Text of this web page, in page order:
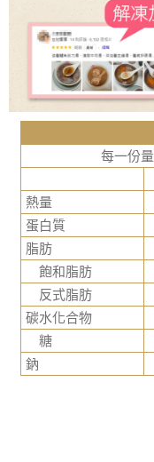
每一份
熱量
蛋白質
脂肪
飽和脂肪
反式脂肪
碳水化合物
糖
鈉